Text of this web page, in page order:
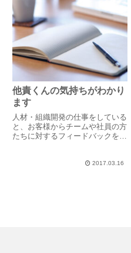
他責くんの気持ちがわかり
ます
人材・組織開発の仕事をしている
と、お客様からチームや社員の方
たちに対するフィードバックを求
ないよう言葉を選びながら、それ
2017.03.16